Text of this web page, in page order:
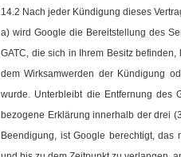
14.2 Nach jeder Kündigung dieses
a) wird Google die Bereitstellung des
GATC, die sich in Ihrem Besitz
dem Wirksamwerden der Kündigung
wurde. Unterbleibt die Entfernung des
bezogene Erklärung innerhalb der drei
Beendigung, ist Google berechtigt,